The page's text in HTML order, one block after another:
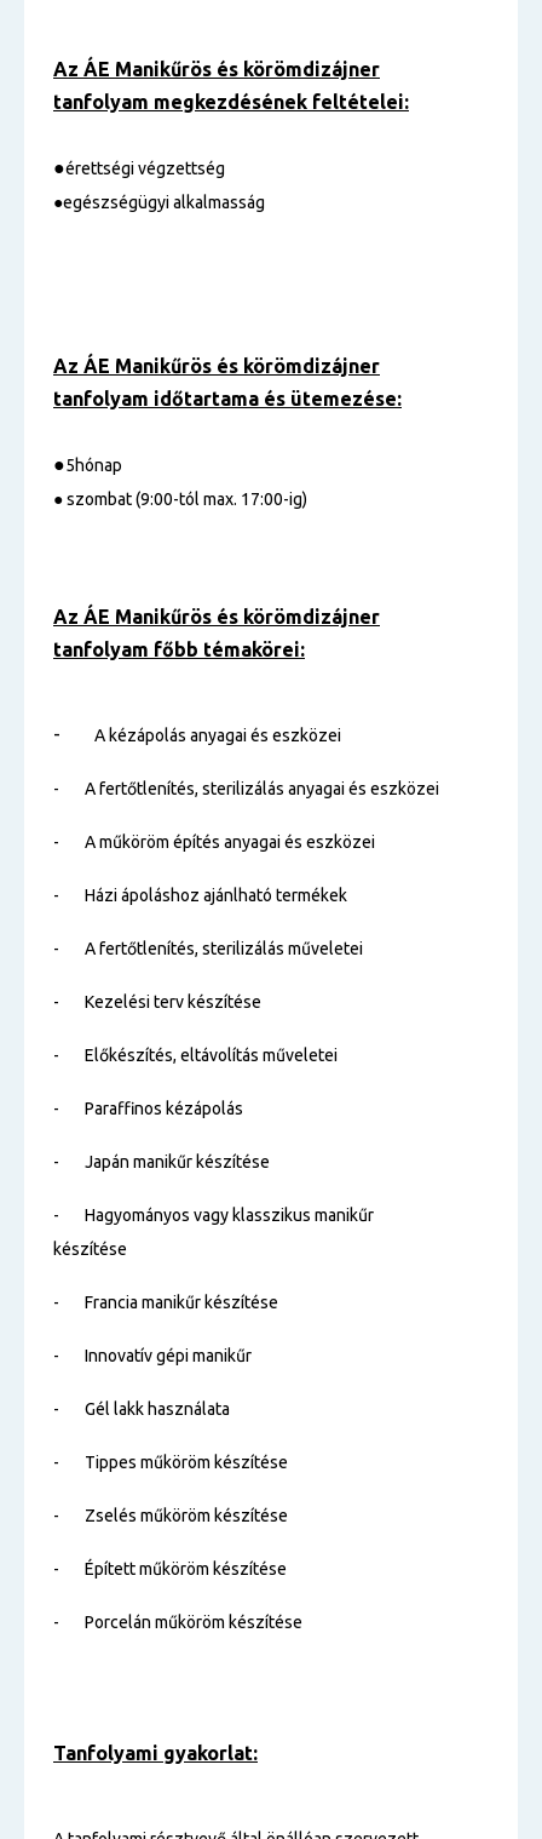
Az ÁE Manikűrös és körömdizájner
tanfolyam megkezdésének feltételei:
●érettségi végzettség
●egészségügyi alkalmasság
Az ÁE Manikűrös és körömdizájner
tanfolyam időtartama és ütemezése:
●5hónap
● szombat (9:00-tól max. 17:00-ig)
Az ÁE Manikűrös és körömdizájner
tanfolyam főbb témakörei:
- A kézápolás anyagai és eszközei
- A fertőtlenítés, sterilizálás anyagai és eszközei
- A műköröm építés anyagai és eszközei
- Házi ápoláshoz ajánlható termékek
- A fertőtlenítés, sterilizálás műveletei
- Kezelési terv készítése
- Előkészítés, eltávolítás műveletei
- Paraffinos kézápolás
- Japán manikűr készítése
- Hagyományos vagy klasszikus manikűr
készítése
- Francia manikűr készítése
- Innovatív gépi manikűr
- Gél lakk használata
- Tippes műköröm készítése
- Zselés műköröm készítése
- Épített műköröm készítése
- Porcelán műköröm készítése
Tanfolyami gyakorlat: